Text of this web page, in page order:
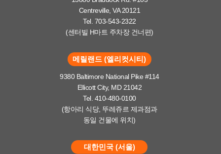
Centreville, VA 20121
Tel. 703-543-2322
(센터빌 H마트 주차장 건너편)
메릴랜드 (엘리컷시티)
9380 Baltimore National Pike #114
Ellicott City, MD 21042
Tel. 410-480-0100
(항아리 식당, 뚜레쥬르 제과점과
동일 건물에 위치)
대한민국 (서울)